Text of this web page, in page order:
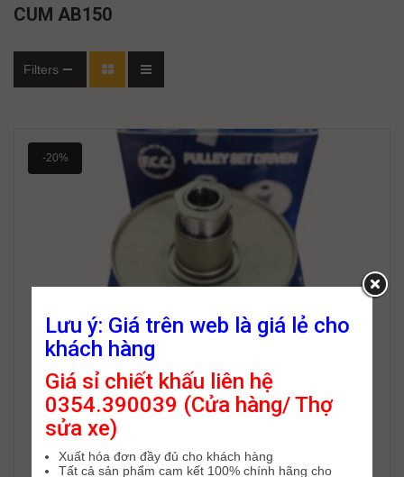
CUM AB150
Filters
-20%
Lưu ý: Giá trên web là giá lẻ cho
khách hàng
Giá sỉ chiết khấu liên hệ
0354.390039 (Cửa hàng/ Thợ
sửa xe)
Xuất hóa đơn đầy đủ cho khách hàng
Tất cả sản phẩm cam kết 100% chính hãng cho